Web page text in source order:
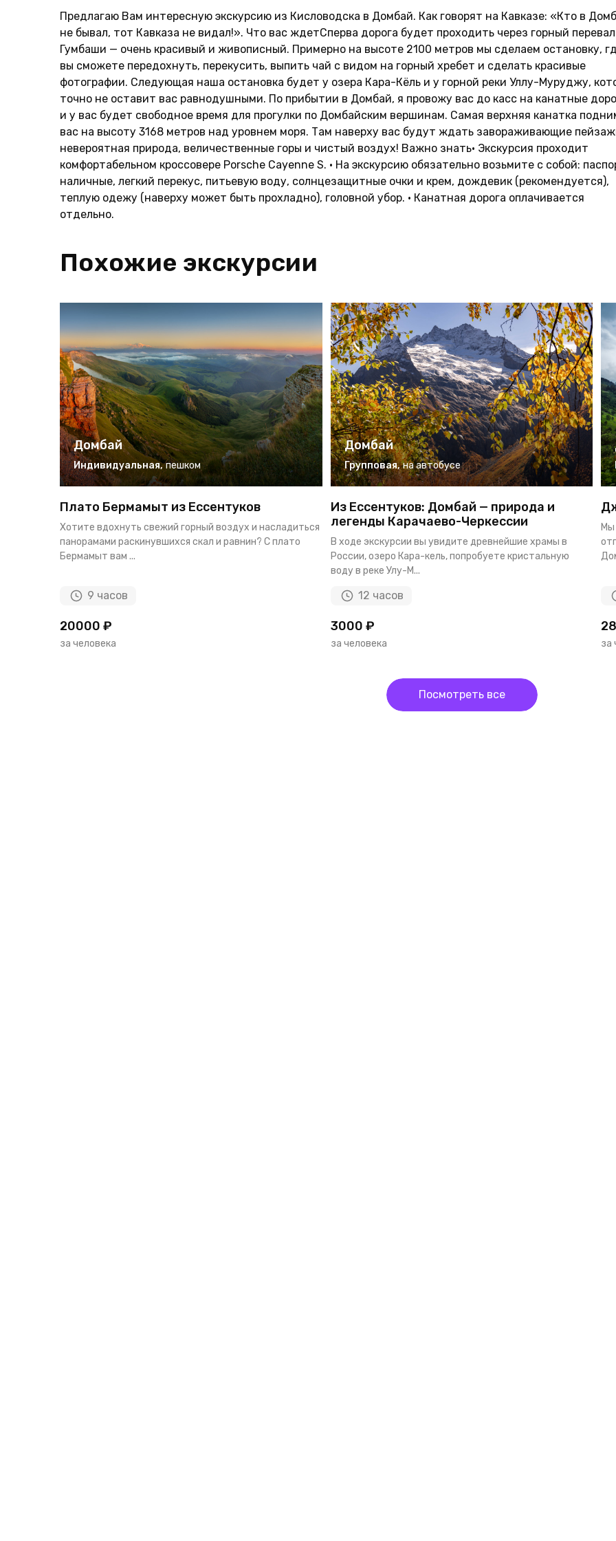
Предлагаю Вам интересную экскурсию из Кисловодска в Домбай. Как говорят на Кавказе: «Кто в
не бывал, тот Кавказа не видал!». Что вас ждетСперва дорога будет проходить через горный перевал
Гумбаши — очень красивый и живописный. Примерно на высоте 2100 метров мы сделаем остановку,
вы сможете передохнуть, перекусить, выпить чай с видом на горный хребет и сделать красивые
фотографии. Следующая наша остановка будет у озера Кара-Кёль и у горной реки Уллу-Муруджу,
точно не оставит вас равнодушными. По прибытии в Домбай, я провожу вас до касс на канатные
и у вас будет свободное время для прогулки по Домбайским вершинам. Самая верхняя канатка
вас на высоту 3168 метров над уровнем моря. Там наверху вас будут ждать завораживающие
невероятная природа, величественные горы и чистый воздух! Важно знать• Экскурсия проходит
комфортабельном кроссовере Porsche Cayenne S. • На экскурсию обязательно возьмите с собой:
наличные, легкий перекус, питьевую воду, солнцезащитные очки и крем, дождевик (рекомендуется),
теплую одежу (наверху может быть прохладно), головной убор. • Канатная дорога оплачивается
отдельно.
Похожие экскурсии
Домбай
Индивидуальная, пешком
Плато Бермамыт из Ессентуков
Хотите вдохнуть свежий горный воздух и насладиться
панорамами раскинувшихся скал и равнин? С плато
Бермамыт вам ...
9 часов
20000 ₽
за человека
Домбай
Групповая, на автобусе
Из Ессентуков: Домбай — природа и
легенды Карачаево-Черкессии
В ходе экскурсии вы увидите древнейшие храмы в
России, озеро Кара-кель, попробуете кристальную
воду в реке Улу-М...
12 часов
3000 ₽
за человека
Мы
за
Посмотреть все